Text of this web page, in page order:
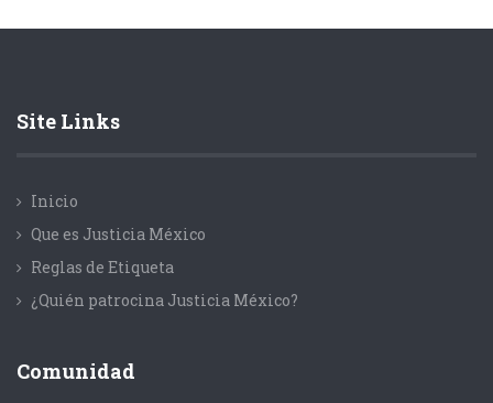
Site Links
Inicio
Que es Justicia México
Reglas de Etiqueta
¿Quién patrocina Justicia México?
Comunidad